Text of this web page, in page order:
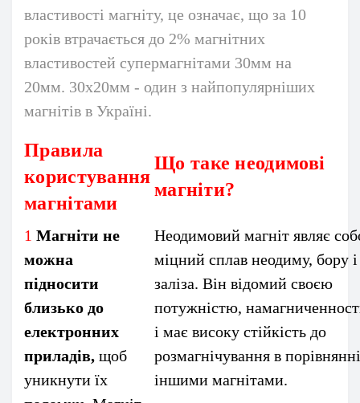
властивості магніту, це означає, що за 10
років втрачається до 2% магнітних
властивостей супермагнітами 30мм на
20мм. 30х20мм - один з найпопулярніших
магнітів в Україні.
Правила
користування
магнітами
Що таке неодимові
магніти?
1 Магніти не
можна
підносити
близько до
електронних
приладів, щоб
уникнути їх
Неодимовий магніт являє
міцний сплав неодиму, бору і
заліза. Він відомий своєю
потужністю,
і має високу стійкість до
розмагнічування в
іншими магнітами.